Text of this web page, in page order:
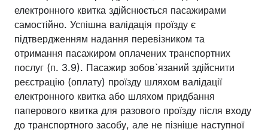
електронного квитка здійснюється пасажирами
самостійно. Успішна валідація проїзду є
підтвердженням надання перевізником та
отримання пасажиром оплачених транспортних
послуг (п. 3.9). Пасажир зобов`язаний здійснити
реєстрацію (оплату) проїзду шляхом валідації
електронного квитка або шляхом придбання
паперового квитка для разового проїзду після входу
до транспортного засобу, але не пізніше наступної